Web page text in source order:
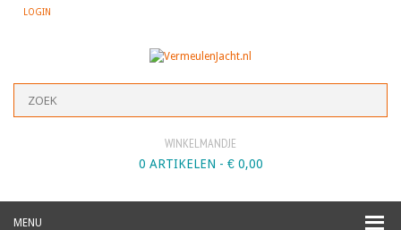
LOGIN
WINKELMANDJE
0 ARTIKELEN - €0,00
MENU